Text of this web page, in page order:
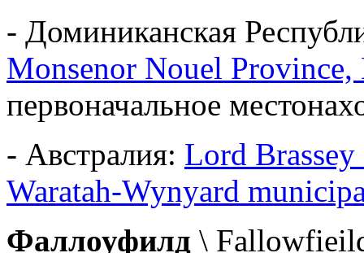
- Доминиканская
Monsenor Nouel
первоначальное
- Австралия: Lord
Waratah-Wynyard
Фаллоуфилд \